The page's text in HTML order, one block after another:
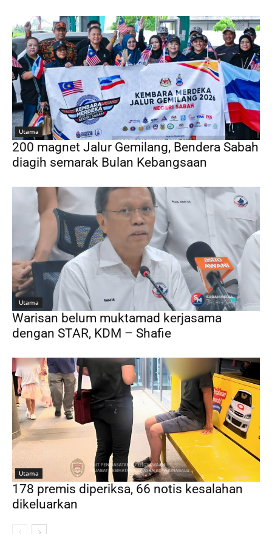
Utama
200 magnet Jalur Gemilang, Bendera Sabah
diagih semarak Bulan Kebangsaan
Utama
Warisan belum muktamad kerjasama
dengan STAR, KDM – Shafie
Utama
178 premis diperiksa, 66 notis kesalahan
dikeluarkan